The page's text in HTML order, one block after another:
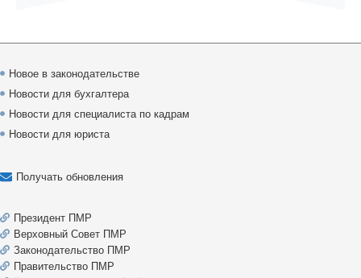
Новое в законодательстве
Новости для бухгалтера
Новости для специалиста по кадрам
Новости для юриста
Получать обновления
Президент ПМР
Верховный Совет ПМР
Законодательство ПМР
Правительство ПМР